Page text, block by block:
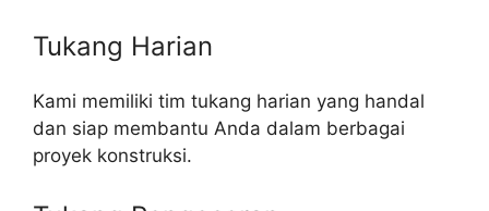
Tukang Harian
Kami memiliki tim tukang harian yang handal
dan siap membantu Anda dalam berbagai
proyek konstruksi.